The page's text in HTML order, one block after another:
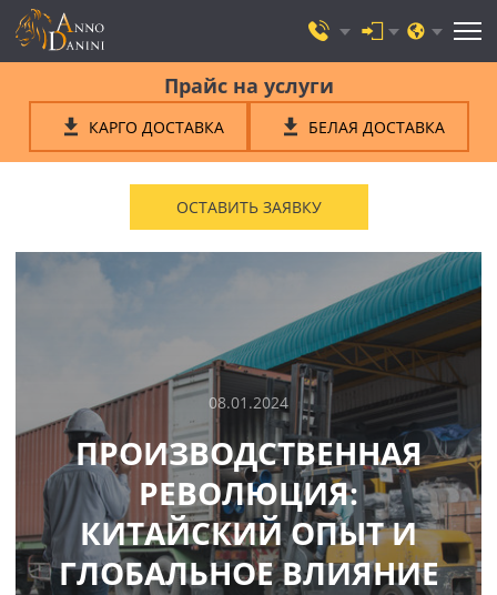
Прайс на услуги
КАРГО ДОСТАВКА БЕЛАЯ ДОСТАВКА
ОСТАВИТЬ ЗАЯВКУ
08.01.2024
ПРОИЗВОДСТВЕННАЯ
РЕВОЛЮЦИЯ:
КИТАЙСКИЙ ОПЫТ И
ГЛОБАЛЬНОЕ ВЛИЯНИЕ